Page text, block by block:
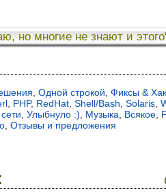
но многие не знают и
Одной строкой Фиксы &
PHP, RedHat Shell/Bash Solaris
Улыбнуло :) Музыка Всякое
Отзывы и предложения